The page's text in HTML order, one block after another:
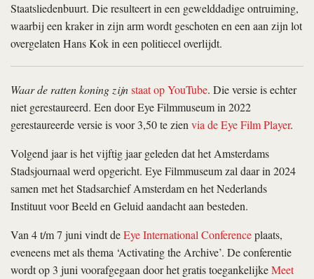
Staatsliedenbuurt. Die resulteert in een gewelddadige ontruiming,
waarbij een kraker in zijn arm wordt geschoten en een aan zijn lot
overgelaten Hans Kok in een politiecel overlijdt.
Waar de ratten koning zijnstaat op YouTube. Die versie is echter
niet gerestaureerd. Een door Eye Filmmuseum in 2022
gerestaureerde versie is voor 3,50 te zien via de Eye Film Player.
Volgend jaar is het vijftig jaar geleden dat het Amsterdams
Stadsjournaal werd opgericht. Eye Filmmuseum zal daar in 2024
samen met het Stadsarchief Amsterdam en het Nederlands
Instituut voor Beeld en Geluid aandacht aan besteden.
Van 4 t/m 7 juni vindt deEye International Conferenceplaats,
eveneens met als thema ‘Activating the Archive’. De conferentie
wordt op 3 juni voorafgegaan door het gratis toegankelijkeMeet